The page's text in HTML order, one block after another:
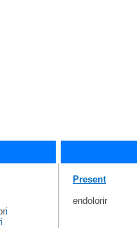
i
i
Present
endolorir